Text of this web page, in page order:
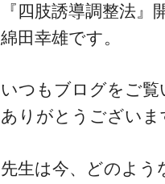
『四肢誘導調整法』
綿田幸雄です。
いつもブログをご覧
ありがとうございま
先生は今、どのよう